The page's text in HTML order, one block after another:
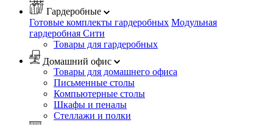
Гардеробные
Готовые комплекты гардеробных Модульная
гардеробная Сити
Товары для гардеробных
Домашний офис
Товары для домашнего офиса
Письменные столы
Компьютерные столы
Шкафы и пеналы
Стеллажи и полки